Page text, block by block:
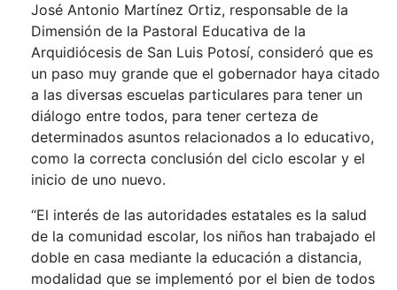
José Antonio Martínez Ortiz, responsable de la
Dimensión de la Pastoral Educativa de la
Arquidiócesis de San Luis Potosí, consideró que es
un paso muy grande que el gobernador haya citado
a las diversas escuelas particulares para tener un
diálogo entre todos, para tener certeza de
determinados asuntos relacionados a lo educativo,
como la correcta conclusión del ciclo escolar y el
inicio de uno nuevo.
“El interés de las autoridades estatales es la salud
de la comunidad escolar, los niños han trabajado el
doble en casa mediante la educación a distancia,
modalidad que se implementó por el bien de todos